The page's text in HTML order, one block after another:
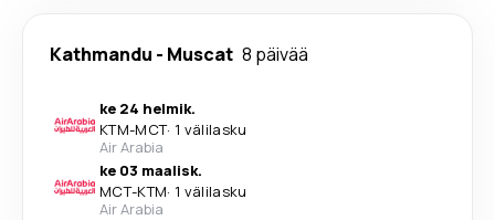
Kathmandu - Muscat 8 päivää
ke 24 helmik.
KTM-MCT· 1 välilasku
Air Arabia
ke 03 maalisk.
MCT-KTM· 1 välilasku
Air Arabia